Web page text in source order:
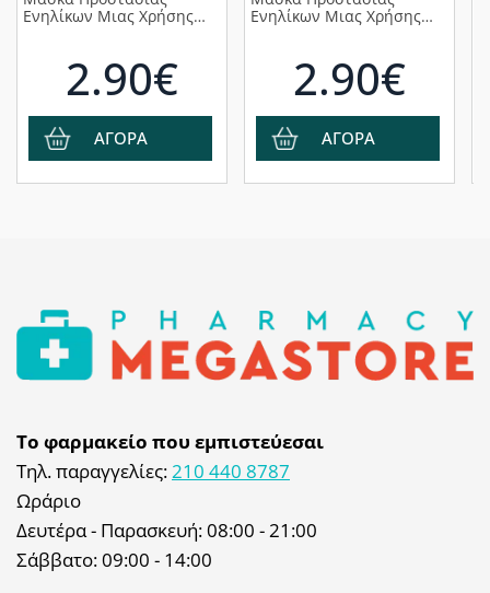
Ενηλίκων Μιας Χρήσης
2.90€
ΑΓΟΡΑ
Ενηλίκων Μιας Χρήσης
2.90€
ΑΓΟΡΑ
Το φαρμακείο που εμπιστεύεσαι
Τηλ. παραγγελίες:210 440 8787
Ωράριο
Δευτέρα - Παρασκευή: 08:00 - 21:00
Σάββατο: 09:00 - 14:00